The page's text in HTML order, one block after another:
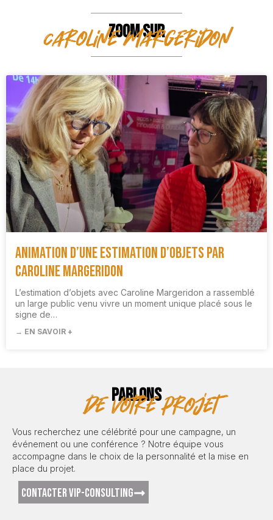
ZOOM SUR
Caroline Margeridon
Animation d’une estimation d’objets par
Caroline Margeridon
L’estimation d’objets avec Caroline Margeridon a rassemblé
un large public venu vivre un moment unique placé sous le
signe de…
→ EN SAVOIR +
PARLONS
de votre projet
Vous recherchez une célébrité pour une campagne, un
événement ou une conférence ? Notre équipe vous
accompagne dans le choix de la personnalité et la mise en
place du projet.
CONTACTER VIP-CONSULTING